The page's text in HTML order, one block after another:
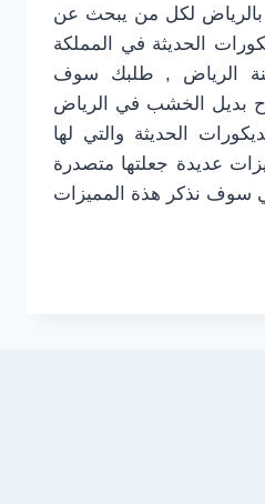
لكل من يبحث عن
الحديثة في المملكة
الرياض , طلبك سوف
بديل الخشب في الرياض
الحديثة والتي لها
عديدة جعلتها متصدرة
سوف نذكر هذة المميزات